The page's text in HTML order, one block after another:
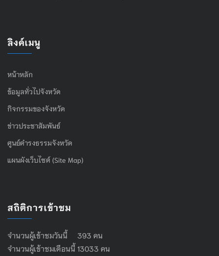
ลิงค์เมนู
หน้าหลัก
ข้อมูลทั่วไปจังหวัด
กิจกรรมของจังหวัด
ข่าวประชาสัมพันธ์
ศูนย์ดำรงธรรมจังหวัด
แผนผังเว็บไซต์ (Site Map)
สถิติการเข้าชม
จำนวนผู้เข้าชมวันนี้ 393 คน
จำนวนผู้เข้าชมเดือนนี้ 13033 คน